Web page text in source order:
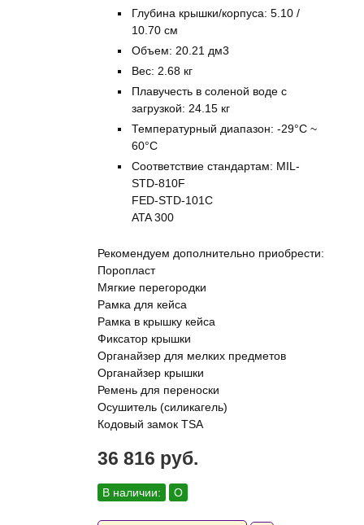
Глубина крышки/корпуса: 5.10 /
10.70 см
Объем: 20.21 дм3
Вес: 2.68 кг
Плавучесть в соленой воде с
загрузкой: 24.15 кг
Температурный диапазон: -29°C ~
60°C
Соответствие стандартам: MIL-
STD-810F
FED-STD-101C
ATA 300
Рекомендуем дополнительно приобрести:
Поропласт
Мягкие перегородки
Рамка для кейса
Рамка в крышку кейса
Фиксатор крышки
Органайзер для мелких предметов
Органайзер крышки
Ремень для переноски
Осушитель (силикагель)
Кодовый замок TSA
36 816 руб.
В наличии: О